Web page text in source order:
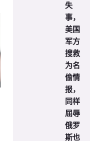
失
事，
美国
军方
搜救
为名
偷情
报，
同样
屈辱
俄罗
斯也